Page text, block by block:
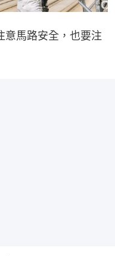
意馬路安全，也要注